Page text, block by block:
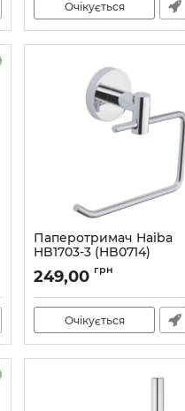
Очікується
Паперотримач Haiba
HB1703-3 (HB0714)
Артикул: HB0714
249,00 грн
Очікується